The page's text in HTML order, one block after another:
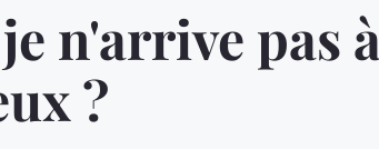
n'arrive pas à
?